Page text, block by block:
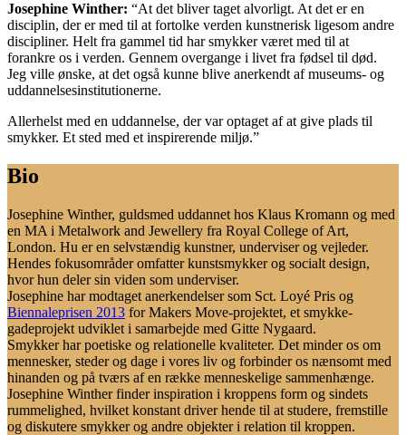
Josephine Winther: “At det bliver taget alvorligt. At det er en
disciplin, der er med til at fortolke verden kunstnerisk ligesom andre
discipliner. Helt fra gammel tid har smykker været med til at
forankre os i verden. Gennem overgange i livet fra fødsel til død.
Jeg ville ønske, at det også kunne blive anerkendt af museums- og
uddannelsesinstitutionerne.
Allerhelst med en uddannelse, der var optaget af at give plads til
smykker. Et sted med et inspirerende miljø.”
Bio
Josephine Winther, guldsmed uddannet hos Klaus Kromann og med
en MA i Metalwork and Jewellery fra Royal College of Art,
London. Hu er en selvstændig kunstner, underviser og vejleder.
Hendes fokusområder omfatter kunstsmykker og socialt design,
hvor hun deler sin viden som underviser.
Josephine har modtaget anerkendelser som Sct. Loyé Pris og
Biennaleprisen 2013 for Makers Move-projektet, et smykke-
gadeprojekt udviklet i samarbejde med Gitte Nygaard.
Smykker har poetiske og relationelle kvaliteter. Det minder os om
mennesker, steder og dage i vores liv og forbinder os nænsomt med
hinanden og på tværs af en række menneskelige sammenhænge.
Josephine Winther finder inspiration i kroppens form og sindets
rummelighed, hvilket konstant driver hende til at studere, fremstille
og diskutere smykker og andre objekter i relation til kroppen.